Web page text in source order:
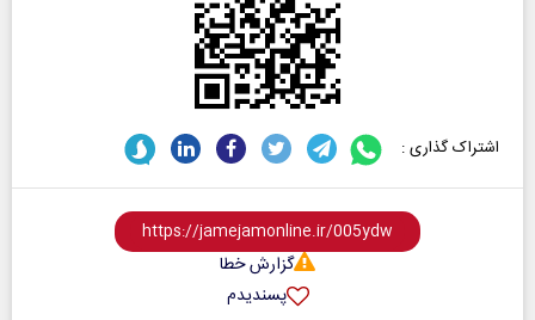
اشتراک گذاری :
گزارش خطا
پسندیدم